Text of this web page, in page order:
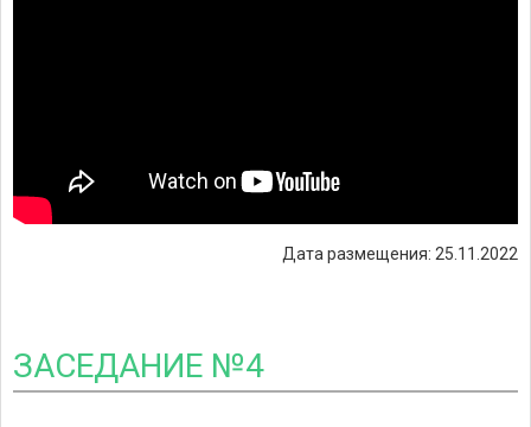
Дата размещения: 25.11.2022
ЗАСЕДАНИЕ №4